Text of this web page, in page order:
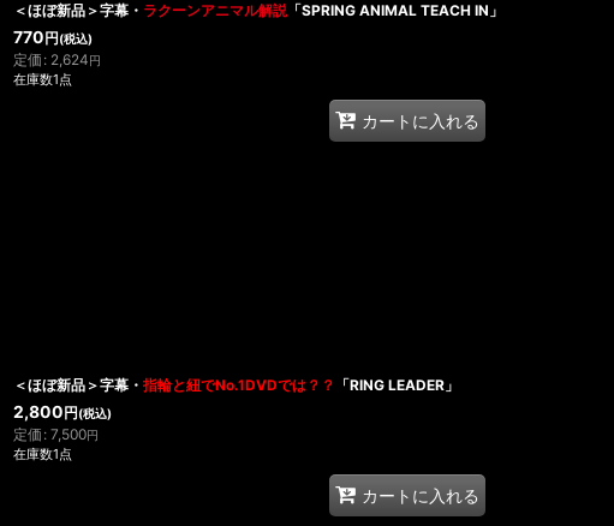
＜ほぼ新品＞字幕・ ラクーンアニマル解説「SPRING ANIMAL TEACH IN」
770 円 (税込)
定価 : 2,624円
在庫数1点
カートに入れる
＜ほぼ新品＞字幕・ 指輪と紐でNo.1DVDでは？？ 「RING LEADER」
2,800 円 (税込)
定価 : 7,500円
在庫数1点
カートに入れる